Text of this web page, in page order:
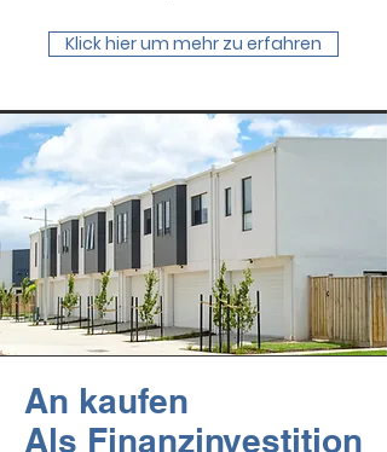
Klick hier um mehr zu erfahren
An kaufen
Als Finanzinvestition